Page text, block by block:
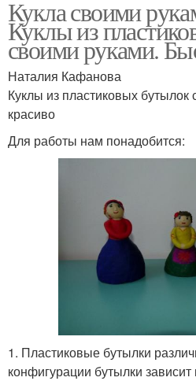
Кукла своими
Куклы из
своими руками.
Наталия Кафанова
Куклы из пластиковых
красиво
Для работы нам понадобится:
1. Пластиковые бутылки
конфигурации бутылки